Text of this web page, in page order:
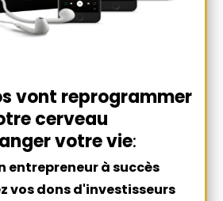
vont reprogrammer
cerveau
votre vie:
entrepreneur à succès
vos dons d'investisseurs